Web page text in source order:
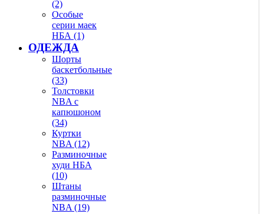
(2)
Особые
серии маек
НБА (1)
ОДЕЖДА
Шорты
баскетбольные
(33)
Толстовки
NBA с
капюшоном
(34)
Куртки
NBA (12)
Разминочные
худи НБА
(10)
Штаны
разминочные
NBA (19)